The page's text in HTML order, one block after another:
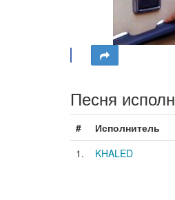
Песня
# Исполнитель
1.
KHALED